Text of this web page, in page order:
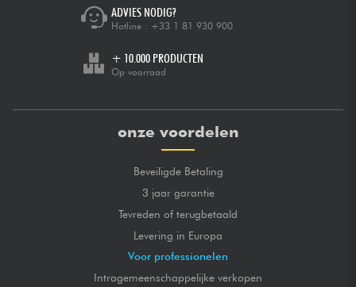
ADVIES NODIG?
Hotline : +33 1 81 930 900
+ 10.000 PRODUCTEN
Op voorraad
onze voordelen
Beveiligde Betaling
3 jaar garantie
Tevreden of terugbetaald
Levering in Europa
Voor professionelen
Intragemeenschappelijke verkopen